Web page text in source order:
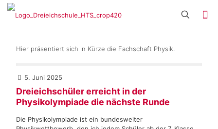
Hier präsentiert sich in Kürze die Fachschaft Physik.
5. Juni 2025
Dreieichschüler erreicht in der
Physikolympiade die nächste Runde
Die Physikolympiade ist ein bundesweiter